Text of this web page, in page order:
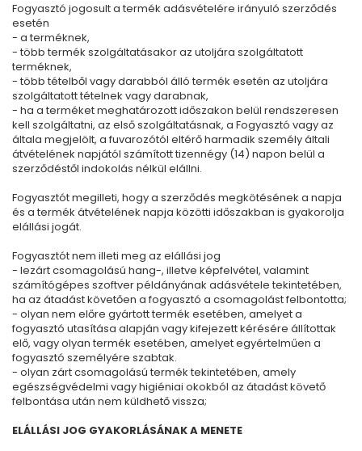
Fogyasztó jogosult a termék adásvételére irányuló szerződés
esetén
- a terméknek,
- több termék szolgáltatásakor az utoljára szolgáltatott
terméknek,
- több tételből vagy darabból álló termék esetén az utoljára
szolgáltatott tételnek vagy darabnak,
- ha a terméket meghatározott időszakon belül rendszeresen
kell szolgáltatni, az első szolgáltatásnak, a Fogyasztó vagy az
általa megjelölt, a fuvarozótól eltérő harmadik személy általi
átvételének napjától számított tizennégy (14) napon belül a
szerződéstől indokolás nélkül elállni.
Fogyasztót megilleti, hogy a szerződés megkötésének a napja
és a termék átvételének napja közötti időszakban is gyakorolja
elállási jogát.
Fogyasztót nem illeti meg az elállási jog
- lezárt csomagolású hang-, illetve képfelvétel, valamint
számítógépes szoftver példányának adásvétele tekintetében,
ha az átadást követően a fogyasztó a csomagolást felbontotta;
- olyan nem előre gyártott termék esetében, amelyet a
fogyasztó utasítása alapján vagy kifejezett kérésére állítottak
elő, vagy olyan termék esetében, amelyet egyértelműen a
fogyasztó személyére szabtak.
- olyan zárt csomagolású termék tekintetében, amely
egészségvédelmi vagy higiéniai okokból az átadást követő
felbontása után nem küldhető vissza;
ELÁLLÁSI JOG GYAKORLÁSÁNAK A MENETE